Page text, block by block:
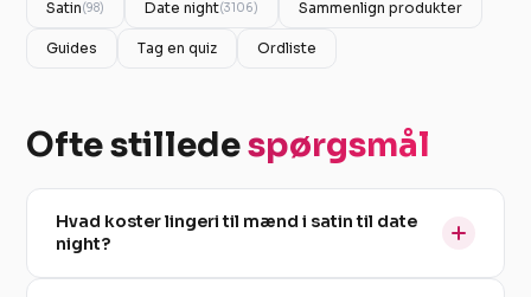
Satin(98) Date night(3106) Sammenlign produkter
Guides Tag en quiz Ordliste
Ofte stilledespørgsmål
Hvad koster lingeri til mænd i satin til date
night?